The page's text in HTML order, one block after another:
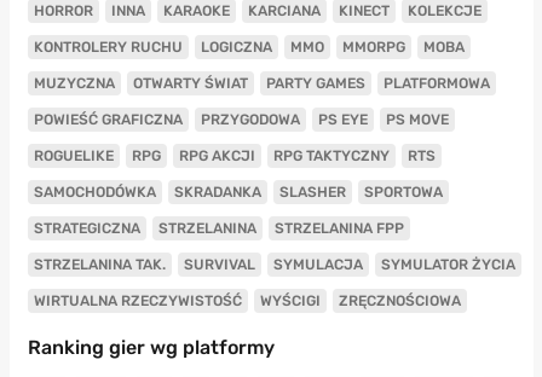
HORROR INNA KARAOKE KARCIANA KINECT KOLEKCJE
KONTROLERY RUCHU LOGICZNA MMO MMORPG MOBA
MUZYCZNA OTWARTY ŚWIAT PARTY GAMES PLATFORMOWA
POWIEŚĆ GRAFICZNA PRZYGODOWA PS EYE PS MOVE
ROGUELIKE RPG RPG AKCJI RPG TAKTYCZNY RTS
SAMOCHODÓWKA SKRADANKA SLASHER SPORTOWA
STRATEGICZNA STRZELANINA STRZELANINA FPP
STRZELANINA TAK. SURVIVAL SYMULACJA SYMULATOR ŻYCIA
WIRTUALNA RZECZYWISTOŚĆ WYŚCIGI ZRĘCZNOŚCIOWA
Ranking gier wg platformy